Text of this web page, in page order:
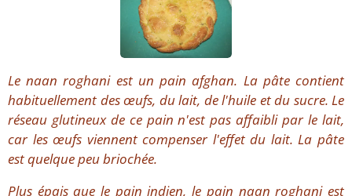
Le naan roghani est un pain afghan. La pâte contient
habituellement des œufs, du lait, de l'huile et du sucre. Le
réseau glutineux de ce pain n'est pas affaibli par le lait,
car les œufs viennent compenser l'effet du lait. La pâte
est quelque peu briochée.
Plus épais que le pain indien, le pain naan roghani est